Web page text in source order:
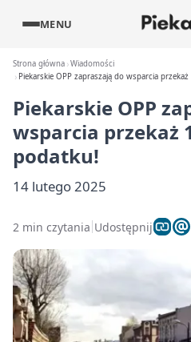
MENU
Strona główna Wiadomości
Piekarskie OPP zapraszają do wsparcia
Piekarskie OPP
wsparcia przekaż
podatku!
14 lutego 2025
2 min czytania Udostępnij